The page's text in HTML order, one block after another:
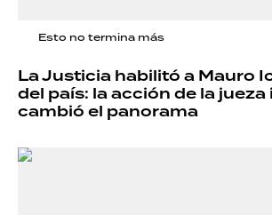
Esto no termina más
La Justicia habilitó a Mauro
del país: la acción de la
cambió el panorama